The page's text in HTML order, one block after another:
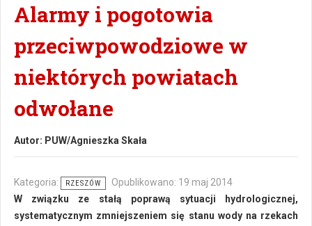
Alarmy i pogotowia
przeciwpowodziowe w
niektórych powiatach
odwołane
Autor: PUW/Agnieszka Skała
Kategoria: RZESZÓW
Opublikowano: 19 maj 2014
W związku ze stałą poprawą sytuacji hydrologicznej,
systematycznym zmniejszeniem się stanu wody na rzekach